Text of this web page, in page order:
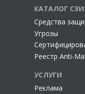
КАТАЛОГ СЗИ
Cредства
Угрозы
Реестр Anti-
УСЛУГИ
Реклама